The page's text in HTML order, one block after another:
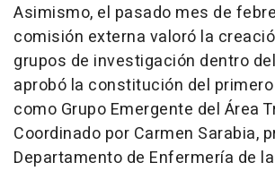
Asimismo, el pasado mes de
comisión externa valoró la
grupos de investigación dentro
aprobó la constitución del
como Grupo Emergente del Área
Coordinado por Carmen Sarabia,
Departamento de Enfermería de